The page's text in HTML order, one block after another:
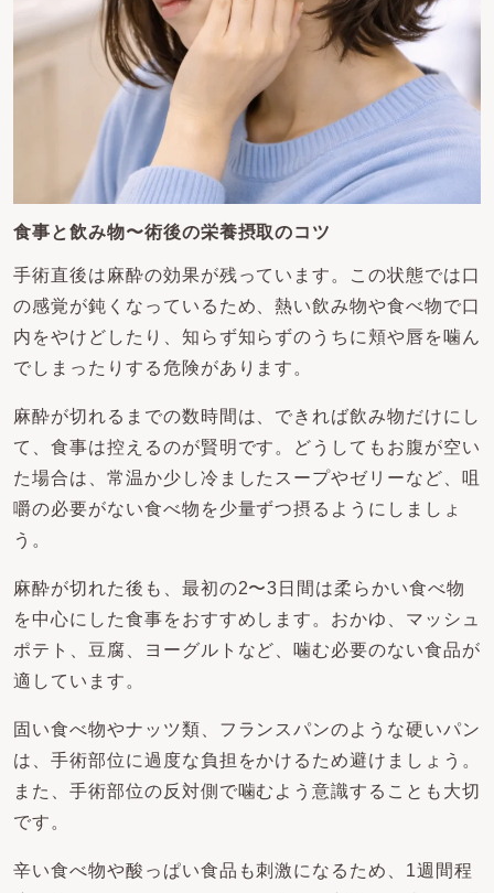
食事と飲み物〜術後の栄養摂取のコツ
手術直後は麻酔の効果が残っています。この状態では口
の感覚が鈍くなっているため、熱い飲み物や食べ物で口
内をやけどしたり、知らず知らずのうちに頬や唇を噛ん
でしまったりする危険があります。
麻酔が切れるまでの数時間は、できれば飲み物だけにし
て、食事は控えるのが賢明です。どうしてもお腹が空い
た場合は、常温か少し冷ましたスープやゼリーなど、咀
嚼の必要がない食べ物を少量ずつ摂るようにしましょ
う。
麻酔が切れた後も、最初の2〜3日間は柔らかい食べ物
を中心にした食事をおすすめします。おかゆ、マッシュ
ポテト、豆腐、ヨーグルトなど、噛む必要のない食品が
適しています。
固い食べ物やナッツ類、フランスパンのような硬いパン
は、手術部位に過度な負担をかけるため避けましょう。
また、手術部位の反対側で噛むよう意識することも大切
です。
辛い食べ物や酸っぱい食品も刺激になるため、1週間程